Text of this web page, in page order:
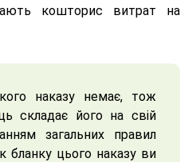
кошторис витрат на
наказу немає, тож
складає його на свій
загальних правил
бланку цього наказу ви